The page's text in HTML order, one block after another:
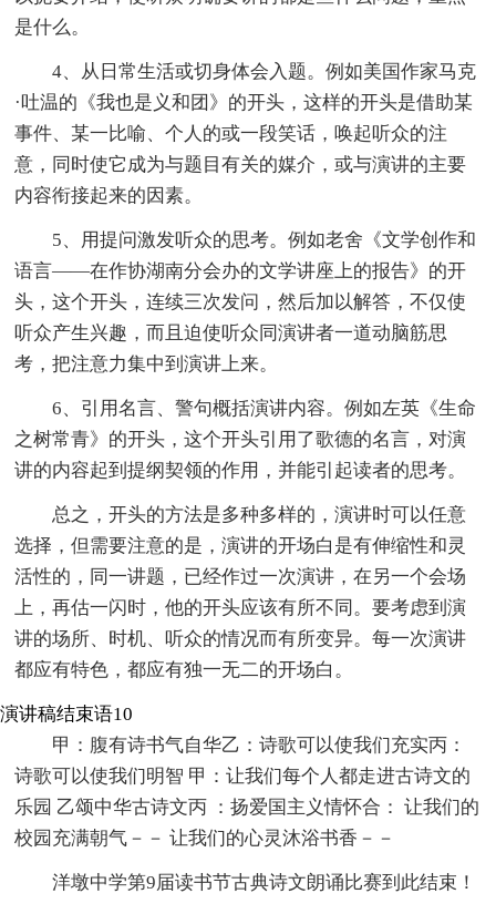
是什么。
4、从日常生活或切身体会入题。例如美国作家马克
·吐温的《我也是义和团》的开头，这样的开头是借助某
事件、某一比喻、个人的或一段笑话，唤起听众的注
意，同时使它成为与题目有关的媒介，或与演讲的主要
内容衔接起来的因素。
5、用提问激发听众的思考。例如老舍《文学创作和
语言——在作协湖南分会办的文学讲座上的报告》的开
头，这个开头，连续三次发问，然后加以解答，不仅使
听众产生兴趣，而且迫使听众同演讲者一道动脑筋思
考，把注意力集中到演讲上来。
6、引用名言、警句概括演讲内容。例如左英《生命
之树常青》的开头，这个开头引用了歌德的名言，对演
讲的内容起到提纲契领的作用，并能引起读者的思考。
总之，开头的方法是多种多样的，演讲时可以任意
选择，但需要注意的是，演讲的开场白是有伸缩性和灵
活性的，同一讲题，已经作过一次演讲，在另一个会场
上，再估一闪时，他的开头应该有所不同。要考虑到演
讲的场所、时机、听众的情况而有所变异。每一次演讲
都应有特色，都应有独一无二的开场白。
演讲稿结束语10
甲：腹有诗书气自华乙：诗歌可以使我们充实丙：
诗歌可以使我们明智 甲：让我们每个人都走进古诗文的
乐园 乙颂中华古诗文丙 ：扬爱国主义情怀合： 让我们的
校园充满朝气－－ 让我们的心灵沐浴书香－－
洋墩中学第9届读书节古典诗文朗诵比赛到此结束！